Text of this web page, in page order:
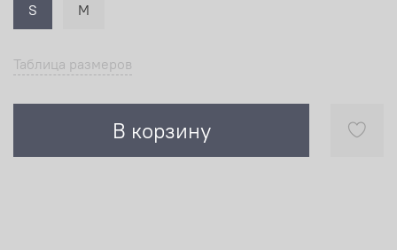
Таблица размеров
В корзину
S M